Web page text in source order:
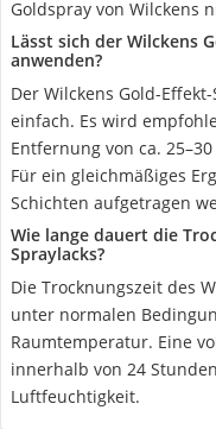
Goldspray von Wilckens
Lässt sich der Wilckens
anwenden?
Der Wilckens Gold-
einfach. Es wird
Entfernung von ca.
Für ein gleichmäßiges
Schichten aufgetragen
Wie lange dauert die
Spraylacks?
Die Trocknungszeit des
unter normalen
Raumtemperatur. Eine
innerhalb von 24
Luftfeuchtigkeit.